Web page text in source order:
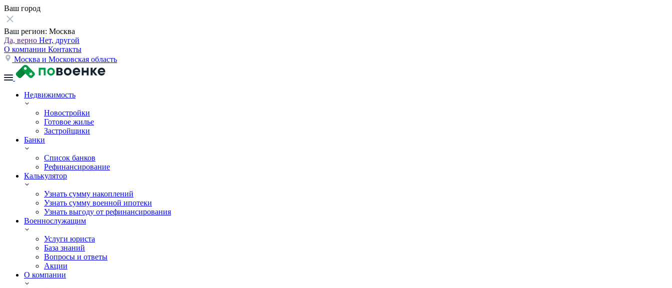
Ваш город
Ваш регион: Москва
Да, верно Нет, другой
О компании Контакты
Москва и Московская область
Недвижимость
Новостройки
Готовое жилье
Застройщики
Банки
Список банков
Рефинансирование
Калькулятор
Узнать сумму накоплений
Узнать сумму военной ипотеки
Узнать выгоду от рефинансирования
Военнослужащим
Услуги юриста
База знаний
Вопросы и ответы
Акции
О компании